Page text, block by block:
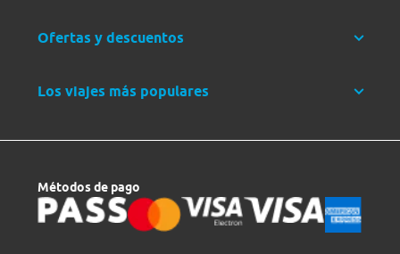
Ofertas y descuentos
Los viajes más populares
Métodos de pago